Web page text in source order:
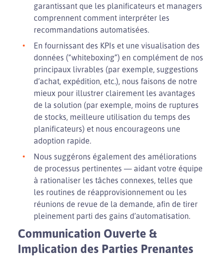
garantissant que les planificateurs et managers
comprennent comment interpréter les
recommandations automatisées.
En fournissant des KPIs et une visualisation des
données (“whiteboxing”) en complément de nos
principaux livrables (par exemple, suggestions
d’achat, expédition, etc.), nous faisons de notre
mieux pour illustrer clairement les avantages
de la solution (par exemple, moins de ruptures
de stocks, meilleure utilisation du temps des
planificateurs) et nous encourageons une
adoption rapide.
Nous suggérons également des améliorations
de processus pertinentes — aidant votre équipe
à rationaliser les tâches connexes, telles que
les routines de réapprovisionnement ou les
réunions de revue de la demande, afin de tirer
pleinement parti des gains d’automatisation.
Communication Ouverte &
Implication des Parties Prenantes